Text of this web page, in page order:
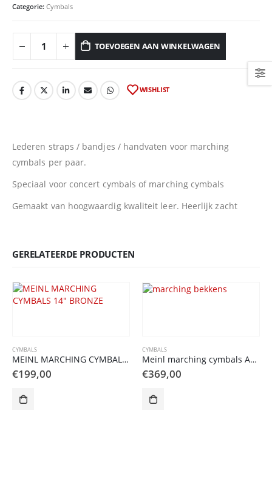
Categorie: Cymbals
TOEVOEGEN AAN WINKELWAGEN
WISHLIST
Lederen straps / bandjes / handvaten voor marching
cymbals per paar.
Speciaal voor concert cymbals of marching cymbals
Gemaakt van hoogwaardig kwaliteit leer. Heerlijk zacht
GERELATEERDE PRODUCTEN
CYMBALS
MEINL MARCHING CYMBALS 14″ BRONZE
€199,00
CYMBALS
Meinl marching cymbals Arena 16 inch
€369,00